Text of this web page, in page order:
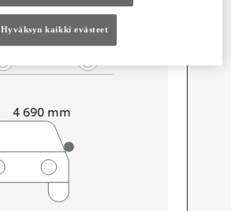
4 690 mm
Hyväksyn kaikki evästeet